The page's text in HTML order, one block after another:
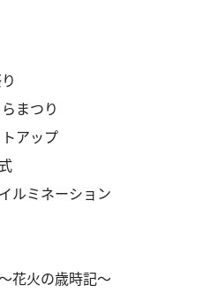
まつり
アップ
ルミネーション
花火の歳時記～